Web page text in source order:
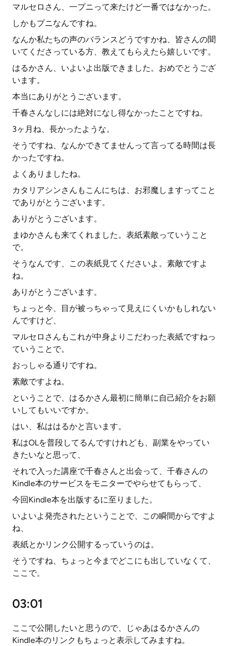
マルセロさん、一プニって来たけど一番ではなかった。
しかもプニなんですね。
なんか私たちの声のバランスどうですかね、皆さんの聞
いてくださっている方、教えてもらえたら嬉しいです。
はるかさん、いよいよ出版できました。おめでとうござ
います。
本当にありがとうございます。
千春さんなしには絶対になし得なかったことですね。
3ヶ月ね、長かったような。
そうですね、なんかできてませんって言ってる時間は長
かったですね。
よくありましたね。
カタリアシンさんもこんにちは、お邪魔しますってこと
でありがとうございます。
ありがとうございます。
まゆかさんも来てくれました。表紙素敵っていうこと
で。
そうなんです、この表紙見てくださいよ。素敵ですよ
ね。
ありがとうございます。
ちょっと今、目が被っちゃって見えにくいかもしれない
んですけど、
マルセロさんもこれが中身よりこだわった表紙ですねっ
ていうことで。
おっしゃる通りですね。
素敵ですよね。
ということで、はるかさん最初に簡単に自己紹介をお願
いしてもいいですか。
はい、私ははるかと言います。
私はOLを普段してるんですけれども、副業をやってい
きたいなと思って、
それで入った講座で千春さんと出会って、千春さんの
Kindle本のサービスをモニターでやらせてもらって、
今回Kindle本を出版するに至りました。
いよいよ発売されたということで、この瞬間からですよ
ね、
表紙とかリンク公開するっていうのは。
そうですね、ちょっと今までどこにも出していなくて、
ここで。
03:01
ここで公開したいと思うので、じゃあはるかさんの
Kindle本のリンクもちょっと表示してみますね。